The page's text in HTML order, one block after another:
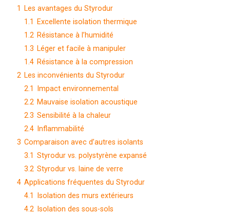
1
Les avantages du Styrodur
1.1
Excellente isolation thermique
1.2 Résistance à l’humidité
1.3 Léger et facile à manipuler
1.4 Résistance à la compression
2 Les inconvénients du Styrodur
2.1
Impact environnemental
2.2 Mauvaise isolation acoustique
2.3 Sensibilité à la chaleur
2.4 Inflammabilité
3 Comparaison avec d’autres isolants
3.1 Styrodur vs. polystyrène expansé
3.2 Styrodur vs. laine de verre
4 Applications fréquentes du Styrodur
4.1
Isolation des murs extérieurs
4.2 Isolation des sous-sols